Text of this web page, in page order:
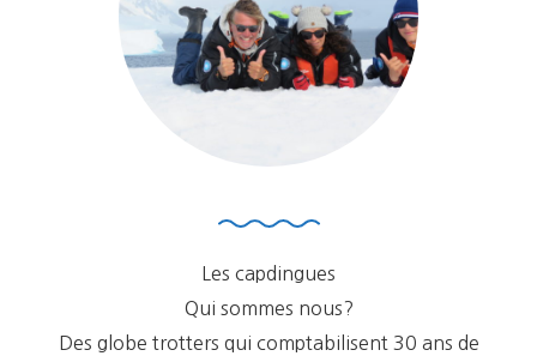
Les capdingues
Qui sommes nous?
Des globe trotters qui comptabilisent 30 ans de